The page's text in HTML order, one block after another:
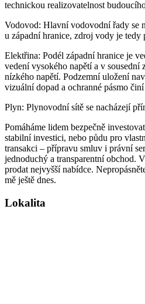
technickou realizovatelnost
Vodovod: Hlavní vodovodní řady se
u západní hranice, zdroj vody je tedy
Elektřina: Podél západní hranice je
vedení vysokého napětí a v sousední
nízkého napětí. Podzemní uložení
vizuální dopad a ochranné pásmo
Plyn: Plynovodní sítě se nacházejí
Pomáháme lidem bezpečně
stabilní investici, nebo půdu pro
transakci – přípravu smluv i právní
jednoduchý a transparentní obchod.
prodat nejvyšší nabídce.
mě ještě dnes.
Lokalita